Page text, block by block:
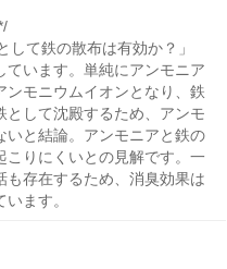
て鉄の散布は有効か？」
ています。単純にアンモニア
ンモニウムイオンとなり、鉄
として沈殿するため、アンモ
いと結論。アンモニアと鉄の
こりにくいとの見解です。一
存在するため、消臭効果は
ます。